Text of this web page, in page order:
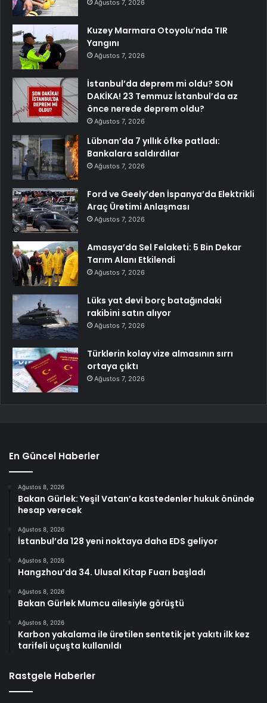
Ağustos 7, 2026
Kuzey Marmara Otoyolu’nda TIR
Yangını
Ağustos 7, 2026
İstanbul’da deprem mi oldu? SON
DAKİKA! 23 Temmuz İstanbul’da az
önce nerede deprem oldu?
Ağustos 7, 2026
Lübnan’da 7 yıllık öfke patladı:
Bankalara saldırdılar
Ağustos 7, 2026
Ford ve Geely’den İspanya’da Elektrikli
Araç Üretimi Anlaşması
Ağustos 7, 2026
Amasya’da Sel Felaketi: 5 Bin Dekar
Tarım Alanı Etkilendi
Ağustos 7, 2026
Lüks yat devi borç batağındaki
rakibini satın alıyor
Ağustos 7, 2026
Türklerin kolay vize almasının sırrı
ortaya çıktı
Ağustos 7, 2026
En Güncel Haberler
Ağustos 8, 2026
Bakan Gürlek: Yeşil Vatan’a kastedenler hukuk önünde
hesap verecek
Ağustos 8, 2026
İstanbul’da 128 yeni noktaya daha EDS geliyor
Ağustos 8, 2026
Hangzhou’da 34. Ulusal Kitap Fuarı başladı
Ağustos 8, 2026
Bakan Gürlek Mumcu ailesiyle görüştü
Ağustos 8, 2026
Karbon yakalama ile üretilen sentetik jet yakıtı ilk kez
tarifeli uçuşta kullanıldı
Rastgele Haberler